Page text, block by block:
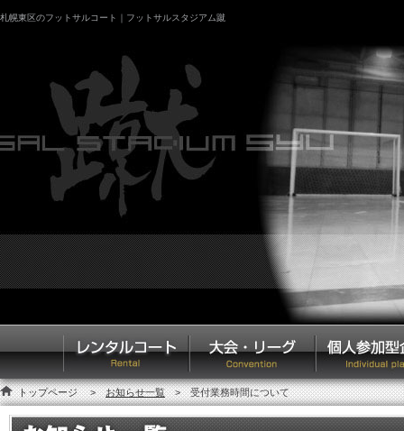
札幌東区のフットサルコート｜フットサルスタジアム蹴
トップページ>お知らせ一覧> 受付業務時間について